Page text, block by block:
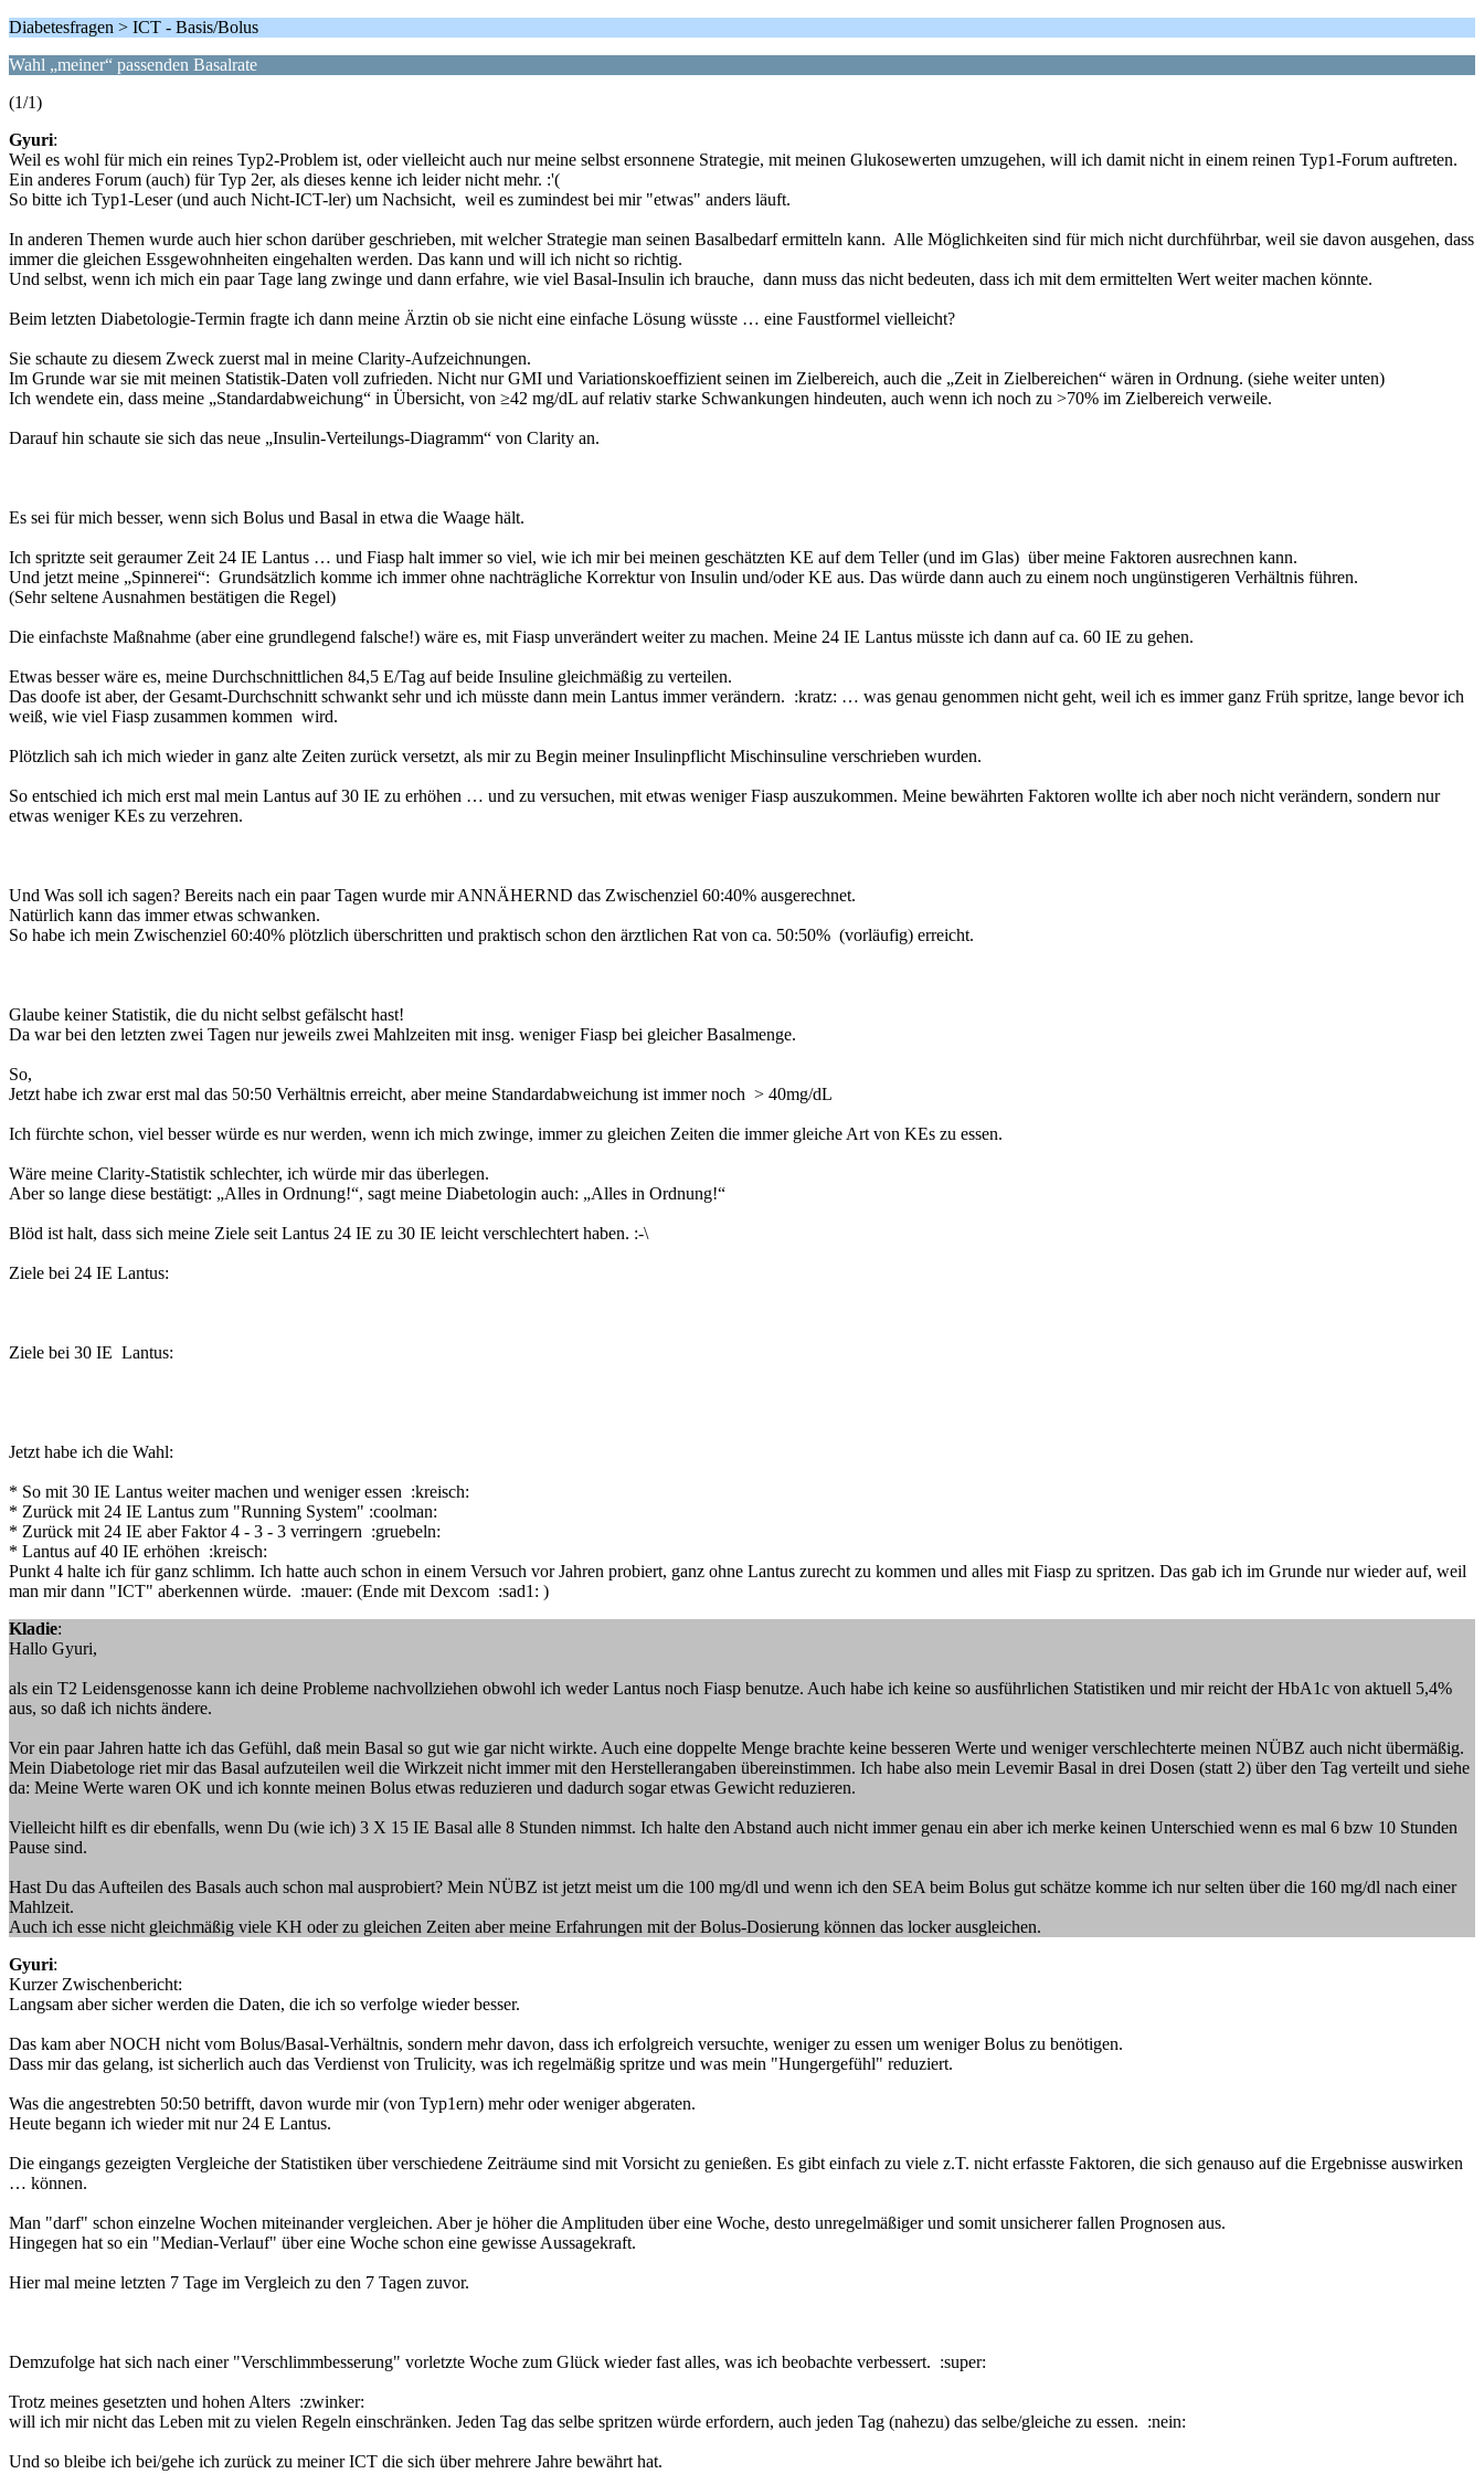
Diabetesfragen > ICT - Basis/Bolus
Wahl „meiner“ passenden Basalrate
(1/1)
Gyuri:
Weil es wohl für mich ein reines Typ2-Problem ist, oder vielleicht auch nur meine selbst ersonnene Strategie, mit meinen Glukosewerten umzugehen, will ich damit nicht in einem reinen Typ1-Forum auftreten.
Ein anderes Forum (auch) für Typ 2er, als dieses kenne ich leider nicht mehr. :'(
So bitte ich Typ1-Leser (und auch Nicht-ICT-ler) um Nachsicht, weil es zumindest bei mir "etwas" anders läuft.
In anderen Themen wurde auch hier schon darüber geschrieben, mit welcher Strategie man seinen Basalbedarf ermitteln kann. Alle Möglichkeiten sind für mich nicht durchführbar, weil sie davon ausgehen, dass
immer die gleichen Essgewohnheiten eingehalten werden. Das kann und will ich nicht so richtig.
Und selbst, wenn ich mich ein paar Tage lang zwinge und dann erfahre, wie viel Basal-Insulin ich brauche, dann muss das nicht bedeuten, dass ich mit dem ermittelten Wert weiter machen könnte.
Beim letzten Diabetologie-Termin fragte ich dann meine Ärztin ob sie nicht eine einfache Lösung wüsste … eine Faustformel vielleicht?
Sie schaute zu diesem Zweck zuerst mal in meine Clarity-Aufzeichnungen.
Im Grunde war sie mit meinen Statistik-Daten voll zufrieden. Nicht nur GMI und Variationskoeffizient seinen im Zielbereich, auch die „Zeit in Zielbereichen“ wären in Ordnung. (siehe weiter unten)
Ich wendete ein, dass meine „Standardabweichung“ in Übersicht, von ≥42 mg/dL auf relativ starke Schwankungen hindeuten, auch wenn ich noch zu >70% im Zielbereich verweile.
Darauf hin schaute sie sich das neue „Insulin-Verteilungs-Diagramm“ von Clarity an.
Es sei für mich besser, wenn sich Bolus und Basal in etwa die Waage hält.
Ich spritzte seit geraumer Zeit 24 IE Lantus … und Fiasp halt immer so viel, wie ich mir bei meinen geschätzten KE auf dem Teller (und im Glas) über meine Faktoren ausrechnen kann.
Und jetzt meine „Spinnerei“: Grundsätzlich komme ich immer ohne nachträgliche Korrektur von Insulin und/oder KE aus. Das würde dann auch zu einem noch ungünstigeren Verhältnis führen.
(Sehr seltene Ausnahmen bestätigen die Regel)
Die einfachste Maßnahme (aber eine grundlegend falsche!) wäre es, mit Fiasp unverändert weiter zu machen. Meine 24 IE Lantus müsste ich dann auf ca. 60 IE zu gehen.
Etwas besser wäre es, meine Durchschnittlichen 84,5 E/Tag auf beide Insuline gleichmäßig zu verteilen.
Das doofe ist aber, der Gesamt-Durchschnitt schwankt sehr und ich müsste dann mein Lantus immer verändern. :kratz: … was genau genommen nicht geht, weil ich es immer ganz Früh spritze, lange bevor ich
weiß, wie viel Fiasp zusammen kommen wird.
Plötzlich sah ich mich wieder in ganz alte Zeiten zurück versetzt, als mir zu Begin meiner Insulinpflicht Mischinsuline verschrieben wurden.
So entschied ich mich erst mal mein Lantus auf 30 IE zu erhöhen … und zu versuchen, mit etwas weniger Fiasp auszukommen. Meine bewährten Faktoren wollte ich aber noch nicht verändern, sondern nur
etwas weniger KEs zu verzehren.
Und Was soll ich sagen? Bereits nach ein paar Tagen wurde mir ANNÄHERND das Zwischenziel 60:40% ausgerechnet.
Natürlich kann das immer etwas schwanken.
So habe ich mein Zwischenziel 60:40% plötzlich überschritten und praktisch schon den ärztlichen Rat von ca. 50:50% (vorläufig) erreicht.
Glaube keiner Statistik, die du nicht selbst gefälscht hast!
Da war bei den letzten zwei Tagen nur jeweils zwei Mahlzeiten mit insg. weniger Fiasp bei gleicher Basalmenge.
So,
Jetzt habe ich zwar erst mal das 50:50 Verhältnis erreicht, aber meine Standardabweichung ist immer noch > 40mg/dL
Ich fürchte schon, viel besser würde es nur werden, wenn ich mich zwinge, immer zu gleichen Zeiten die immer gleiche Art von KEs zu essen.
Wäre meine Clarity-Statistik schlechter, ich würde mir das überlegen.
Aber so lange diese bestätigt: „Alles in Ordnung!“, sagt meine Diabetologin auch: „Alles in Ordnung!“
Blöd ist halt, dass sich meine Ziele seit Lantus 24 IE zu 30 IE leicht verschlechtert haben. :-\
Ziele bei 24 IE Lantus:
Ziele bei 30 IE Lantus:
Jetzt habe ich die Wahl:
* So mit 30 IE Lantus weiter machen und weniger essen :kreisch:
* Zurück mit 24 IE Lantus zum "Running System" :coolman:
* Zurück mit 24 IE aber Faktor 4 - 3 - 3 verringern :gruebeln:
* Lantus auf 40 IE erhöhen :kreisch:
Punkt 4 halte ich für ganz schlimm. Ich hatte auch schon in einem Versuch vor Jahren probiert, ganz ohne Lantus zurecht zu kommen und alles mit Fiasp zu spritzen. Das gab ich im Grunde nur wieder auf, weil
man mir dann "ICT" aberkennen würde. :mauer: (Ende mit Dexcom :sad1: )
Kladie:
Hallo Gyuri,
als ein T2 Leidensgenosse kann ich deine Probleme nachvollziehen obwohl ich weder Lantus noch Fiasp benutze. Auch habe ich keine so ausführlichen Statistiken und mir reicht der HbA1c von aktuell 5,4%
aus, so daß ich nichts ändere.
Vor ein paar Jahren hatte ich das Gefühl, daß mein Basal so gut wie gar nicht wirkte. Auch eine doppelte Menge brachte keine besseren Werte und weniger verschlechterte meinen NÜBZ auch nicht übermäßig.
Mein Diabetologe riet mir das Basal aufzuteilen weil die Wirkzeit nicht immer mit den Herstellerangaben übereinstimmen. Ich habe also mein Levemir Basal in drei Dosen (statt 2) über den Tag verteilt und siehe
da: Meine Werte waren OK und ich konnte meinen Bolus etwas reduzieren und dadurch sogar etwas Gewicht reduzieren.
Vielleicht hilft es dir ebenfalls, wenn Du (wie ich) 3 X 15 IE Basal alle 8 Stunden nimmst. Ich halte den Abstand auch nicht immer genau ein aber ich merke keinen Unterschied wenn es mal 6 bzw 10 Stunden
Pause sind.
Hast Du das Aufteilen des Basals auch schon mal ausprobiert? Mein NÜBZ ist jetzt meist um die 100 mg/dl und wenn ich den SEA beim Bolus gut schätze komme ich nur selten über die 160 mg/dl nach einer
Mahlzeit.
Auch ich esse nicht gleichmäßig viele KH oder zu gleichen Zeiten aber meine Erfahrungen mit der Bolus-Dosierung können das locker ausgleichen.
Gyuri:
Kurzer Zwischenbericht:
Langsam aber sicher werden die Daten, die ich so verfolge wieder besser.
Das kam aber NOCH nicht vom Bolus/Basal-Verhältnis, sondern mehr davon, dass ich erfolgreich versuchte, weniger zu essen um weniger Bolus zu benötigen.
Dass mir das gelang, ist sicherlich auch das Verdienst von Trulicity, was ich regelmäßig spritze und was mein "Hungergefühl" reduziert.
Was die angestrebten 50:50 betrifft, davon wurde mir (von Typ1ern) mehr oder weniger abgeraten.
Heute begann ich wieder mit nur 24 E Lantus.
Die eingangs gezeigten Vergleiche der Statistiken über verschiedene Zeiträume sind mit Vorsicht zu genießen. Es gibt einfach zu viele z.T. nicht erfasste Faktoren, die sich genauso auf die Ergebnisse auswirken
… können.
Man "darf" schon einzelne Wochen miteinander vergleichen. Aber je höher die Amplituden über eine Woche, desto unregelmäßiger und somit unsicherer fallen Prognosen aus.
Hingegen hat so ein "Median-Verlauf" über eine Woche schon eine gewisse Aussagekraft.
Hier mal meine letzten 7 Tage im Vergleich zu den 7 Tagen zuvor.
Demzufolge hat sich nach einer "Verschlimmbesserung" vorletzte Woche zum Glück wieder fast alles, was ich beobachte verbessert. :super:
Trotz meines gesetzten und hohen Alters :zwinker:
will ich mir nicht das Leben mit zu vielen Regeln einschränken. Jeden Tag das selbe spritzen würde erfordern, auch jeden Tag (nahezu) das selbe/gleiche zu essen. :nein:
Und so bleibe ich bei/gehe ich zurück zu meiner ICT die sich über mehrere Jahre bewährt hat.